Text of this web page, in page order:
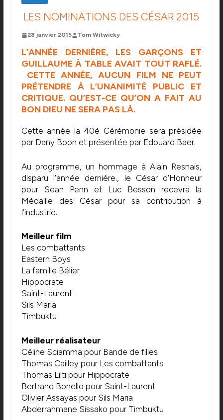
LES NOMINATIONS DES CÉSAR 2015
28 janvier 2015 Tom Witwicky
L’ANNÉE DERNIÈRE, LES GARÇONS ET
GUILLAUME À TABLE AVAIT TOUT RAFLÉ.
CETTE ANNÉE, AUCUN FILM NE PEUT
PRÉTENDRE À L’UNANIMITÉ PUBLIC ET
CRITIQUE. QU’EST-CE QU’ON A FAIT AU
BON DIEU NE SERA PAS LÀ.
Cette année la 40è Cérémonie sera présidée
par Dany Boon et présentée par Edouard Baer.
Au programme, un hommage à Alain Resnais,
disparu l’année dernière., le César d’Honneur
pour Sean Penn et Luc Besson recevra la
Médaille des César pour sa contribution à
l’industrie.
Meilleur film
Les combattants
Eastern Boys
La famille Bélier
Hippocrate
Saint-Laurent
Sils Maria
Timbuktu
Meilleur réalisateur
Céline Sciamma pour Bande de filles
Thomas Cailley pour Les combattants
Thomas Lilti pour Hippocrate
Bertrand Bonello pour Saint-Laurent
Olivier Assayas pour Sils Maria
Abderrahmane Sissako pour Timbuktu